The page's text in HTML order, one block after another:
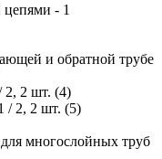
цепями - 1
и обратной трубе
2, 2 шт. (4)
/ 2, 2 шт. (5)
многослойных труб